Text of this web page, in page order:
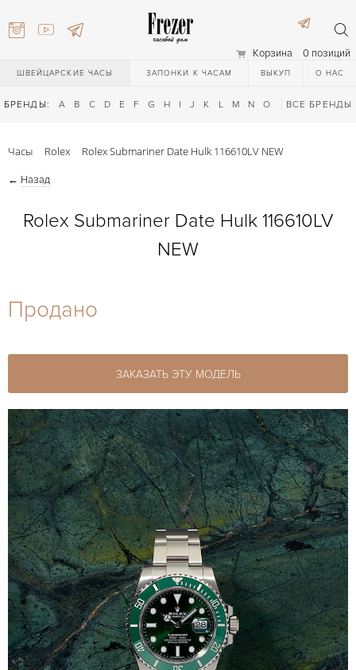
Корзина 0 позиций
ШВЕЙЦАРСКИЕ ЧАСЫ ЗАПОНКИ К ЧАСАМ ВЫКУП О НАС
БРЕНДЫ: A B C D E F G H I J K L M N O Q R S T
ВСЕ БРЕНДЫ
27-44
Часы Rolex Rolex Submariner Date Hulk 116610LV NEW
← Назад
Rolex Submariner Date Hulk 116610LV
NEW
Продано
ЗАКАЗАТЬ ЭТУ МОДЕЛЬ